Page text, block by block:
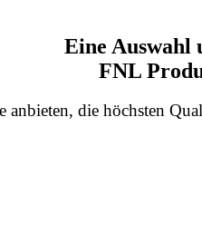
Eine Auswahl
FNL
die höchsten